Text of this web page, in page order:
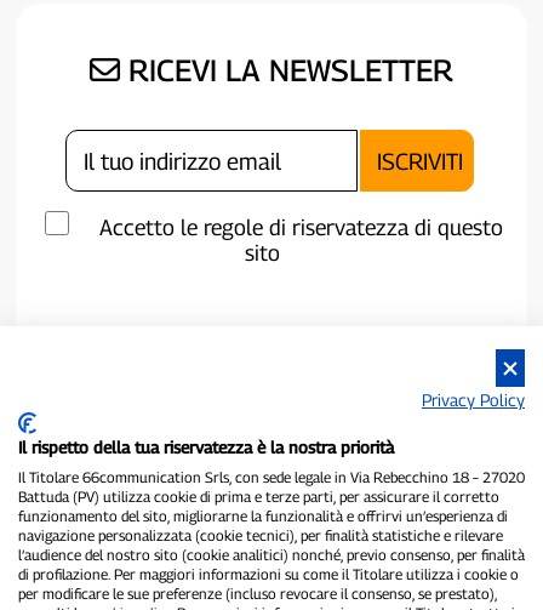
RICEVI LA NEWSLETTER
Accetto le regole di riservatezza di questo
sito
P300.it è una Testata Giornalistica indipendente
Registrazione numero 1/2021 del 1/2/2021 - Tribunale di Pavia
Proprietario ed editore:66communication Srls- P.IVA
Privacy Policy
Il rispetto della tua riservatezza è la nostra priorità
Il Titolare 66communication Srls, con sede legale in Via Rebecchino 18 – 27020
Battuda (PV) utilizza cookie di prima e terze parti, per assicurare il corretto
funzionamento del sito, migliorarne la funzionalità e offrirvi un’esperienza di
navigazione personalizzata (cookie tecnici), per finalità statistiche e rilevare
l’audience del nostro sito (cookie analitici) nonché, previo consenso, per finalità
di profilazione. Per maggiori informazioni su come il Titolare utilizza i cookie o
per modificare le sue preferenze (incluso revocare il consenso, se prestato),